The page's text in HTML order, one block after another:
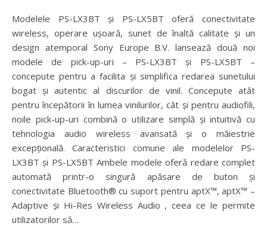
Modelele PS-LX3BT și PS-LX5BT oferă conectivitate
wireless, operare ușoară, sunet de înaltă calitate și un
design atemporal Sony Europe B.V. lansează două noi
modele de pick-up-uri – PS-LX3BT și PS-LX5BT –
concepute pentru a facilita și simplifica redarea sunetului
bogat și autentic al discurilor de vinil. Concepute atât
pentru începătorii în lumea vinilurilor, cât și pentru audiofili,
noile pick-up-uri combină o utilizare simplă și intuitivă cu
tehnologia audio wireless avansată și o măiestrie
excepțională. Caracteristici comune ale modelelor PS-
LX3BT și PS-LX5BT Ambele modele oferă redare complet
automată printr-o singură apăsare de buton și
conectivitate Bluetooth® cu suport pentru aptX™, aptX™ –
Adaptive și Hi-Res Wireless Audio , ceea ce le permite
utilizatorilor să…